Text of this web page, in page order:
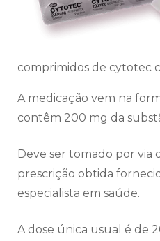
comprimidos de cytotec
A medicação vem na
contêm 200 mg da
Deve ser tomado por via
prescrição obtida
especialista em saúde.
A dose única usual é de